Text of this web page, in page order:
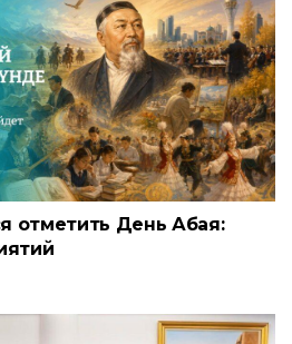
отметить День Абая: